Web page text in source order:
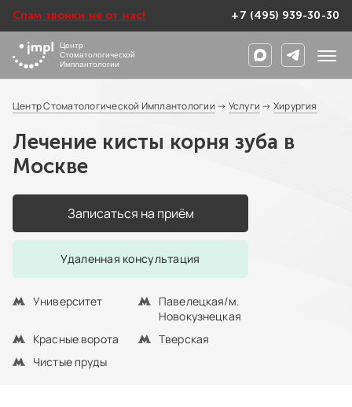
Спам звонки не от нас! +7 (495) 939-30-30
Центр
Стоматологической
Имплантологии
Центр Стоматологической Имплантологии → Услуги → Хирургия
Лечение кисты корня зуба в
Москве
Записаться на приём
Удаленная консультация
Университет
Красные ворота
Чистые пруды
Павелецкая/м.
Новокузнецкая
Тверская